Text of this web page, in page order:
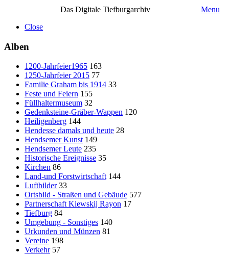
Das Digitale Tiefburgarchiv
Menu
Close
Alben
1200-Jahrfeier1965 163
1250-Jahrfeier 2015 77
Familie Graham bis 1914 33
Feste und Feiern 155
Füllhaltermuseum 32
Gedenksteine-Gräber-Wappen 120
Heiligenberg 144
Hendesse damals und heute 28
Hendsemer Kunst 149
Hendsemer Leute 235
Historische Ereignisse 35
Kirchen 86
Land-und Forstwirtschaft 144
Luftbilder 33
Ortsbild - Straßen und Gebäude 577
Partnerschaft Kiewskij Rayon 17
Tiefburg 84
Umgebung - Sonstiges 140
Urkunden und Münzen 81
Vereine 198
Verkehr 57